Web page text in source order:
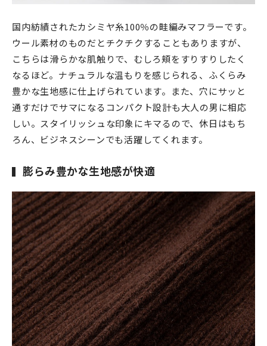
国内紡績されたカシミヤ糸100％の畦編みマフラーです。
ウール素材のものだとチクチクすることもありますが、
こちらは滑らかな肌触りで、むしろ頬をすりすりしたく
なるほど。ナチュラルな温もりを感じられる、ふくらみ
豊かな生地感に仕上げられています。また、穴にサッと
通すだけでサマになるコンパクト設計も大人の男に相応
しい。スタイリッシュな印象にキマるので、休日はもち
ろん、ビジネスシーンでも活躍してくれます。
膨らみ豊かな生地感が快適